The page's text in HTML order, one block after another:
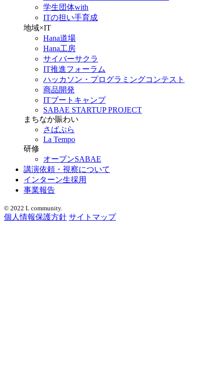
学生団体with
ITの担い手育成
地域×IT
Hana道場
Hana工房
サイバーサクラ
IT推進フォーラム
ハッカソン・プログラミングコンテスト
商品開発
ITブートキャンプ
SABAE STARTUP PROJECT
まちなか賑わい
さばぷら
La Tempo
研修
オープンSABAE
講演依頼・視察について
インターン生採用
事業報告
© 2022 L community.
個人情報保護方針 サイトマップ